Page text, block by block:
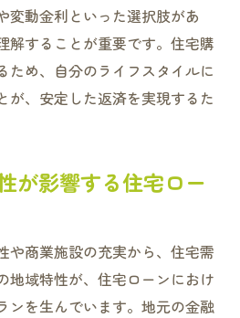
見る住宅ローンの利点
響守口市での住宅ローンの
金利のリスク比較
に与える影響
るための準備
と住宅ローンの関係
る金利変動事例の分析
手続きで注意すべきデメリ
変動金利といった選択肢があ
解することが重要です。住宅購
ため、自分のライフスタイルに
が、安定した返済を実現するた
が影響する住宅ロー
や商業施設の充実から、住宅需
地域特性が、住宅ローンにおけ
ンを生んでいます。地元の金融